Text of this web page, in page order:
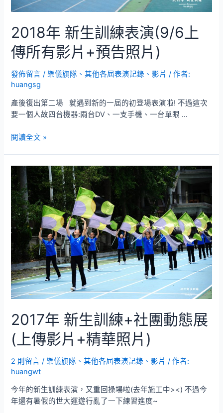
2018年 新生訓練表演(9/6上
傳所有影片+預告照片)
發佈留言 /樂儀旗隊 、其他各屆表演記錄、影片 / 作者:
huangsg
產後復出第二場 就遇到新的一屆的初登場表演啦! 不過這次
要一個人故四台機器:兩台DV、一支手機、一台單眼 …
2018
生
訓
練
表
演
(9/6
傳
所
有
影
片
告
照
片)
閱讀全文 »
2017年 新生訓練+社團動態展
(上傳影片+精華照片)
2 則留言 /樂儀旗隊 、其他各屆表演記錄、影片 / 作者:
huangwt
今年的新生訓練表演，又重回操場啦(去年施工中><) 不過今
年還有暑假的世大運遊行亂了一下練習進度~